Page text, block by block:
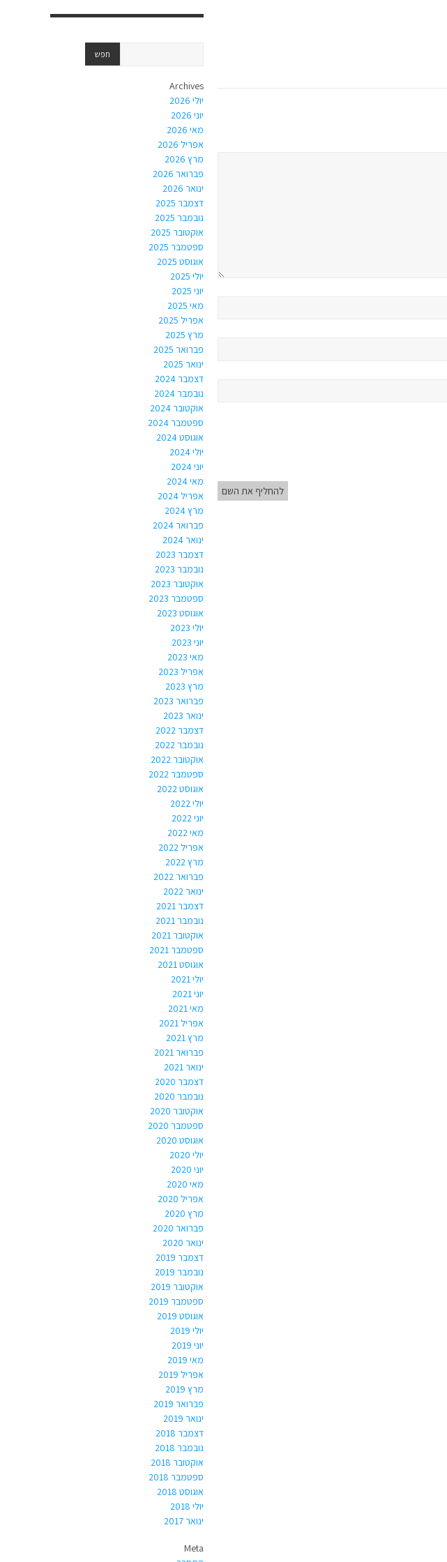
להחליף את השם
Archives
יולי 2026
יוני 2026
מאי 2026
אפריל 2026
מרץ 2026
פברואר 2026
ינואר 2026
דצמבר 2025
נובמבר 2025
אוקטובר 2025
ספטמבר 2025
אוגוסט 2025
יולי 2025
יוני 2025
מאי 2025
אפריל 2025
מרץ 2025
פברואר 2025
ינואר 2025
דצמבר 2024
נובמבר 2024
אוקטובר 2024
ספטמבר 2024
אוגוסט 2024
יולי 2024
יוני 2024
מאי 2024
אפריל 2024
מרץ 2024
פברואר 2024
ינואר 2024
דצמבר 2023
נובמבר 2023
אוקטובר 2023
ספטמבר 2023
אוגוסט 2023
יולי 2023
יוני 2023
מאי 2023
אפריל 2023
מרץ 2023
פברואר 2023
ינואר 2023
דצמבר 2022
נובמבר 2022
אוקטובר 2022
ספטמבר 2022
אוגוסט 2022
יולי 2022
יוני 2022
מאי 2022
אפריל 2022
מרץ 2022
פברואר 2022
ינואר 2022
דצמבר 2021
נובמבר 2021
אוקטובר 2021
ספטמבר 2021
אוגוסט 2021
יולי 2021
יוני 2021
מאי 2021
אפריל 2021
מרץ 2021
פברואר 2021
ינואר 2021
דצמבר 2020
נובמבר 2020
אוקטובר 2020
ספטמבר 2020
אוגוסט 2020
יולי 2020
יוני 2020
מאי 2020
אפריל 2020
מרץ 2020
פברואר 2020
ינואר 2020
דצמבר 2019
נובמבר 2019
אוקטובר 2019
ספטמבר 2019
אוגוסט 2019
יולי 2019
יוני 2019
מאי 2019
אפריל 2019
מרץ 2019
פברואר 2019
ינואר 2019
דצמבר 2018
נובמבר 2018
אוקטובר 2018
ספטמבר 2018
אוגוסט 2018
יולי 2018
ינואר 2017
Meta